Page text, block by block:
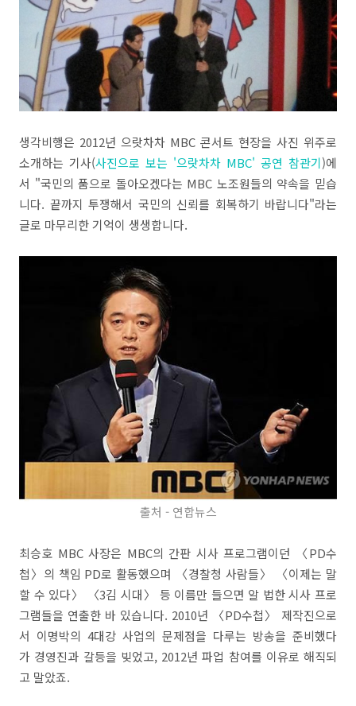
생각비행은 2012년 으랏차차 MBC 콘서트 현장을 사진 위주로
소개하는 기사(사진으로 보는 '으랏차차 MBC' 공연 참관기)에
서 "국민의 품으로 돌아오겠다는 MBC 노조원들의 약속을 믿습
니다. 끝까지 투쟁해서 국민의 신뢰를 회복하기 바랍니다"라는
글로 마무리한 기억이 생생합니다.
출처 - 연합뉴스
최승호 MBC 사장은 MBC의 간판 시사 프로그램이던 〈PD수
첩〉의 책임 PD로 활동했으며 〈경찰청 사람들〉 〈이제는 말
할 수 있다〉 〈3김 시대〉 등 이름만 들으면 알 법한 시사 프로
그램들을 연출한 바 있습니다. 2010년 〈PD수첩〉 제작진으로
서 이명박의 4대강 사업의 문제점을 다루는 방송을 준비했다
가 경영진과 갈등을 빚었고, 2012년 파업 참여를 이유로 해직되
고 말았죠.